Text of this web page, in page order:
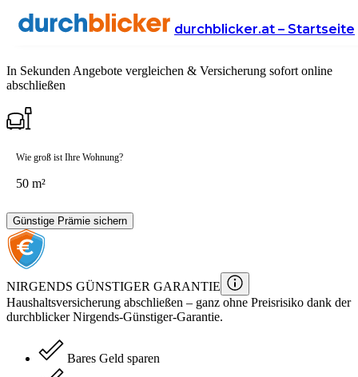
durchblicker.at – Startseite
Haushalts­versicherung
In Sekunden Angebote vergleichen & Versicherung sofort online
abschließen
Wie groß ist Ihre Wohnung?
Günstige Prämie sichern
NIRGENDS GÜNSTIGER GARANTIE
Haushaltsversicherung abschließen – ganz ohne Preisrisiko dank der
durchblicker Nirgends-Günstiger-Garantie.
Bares Geld sparen